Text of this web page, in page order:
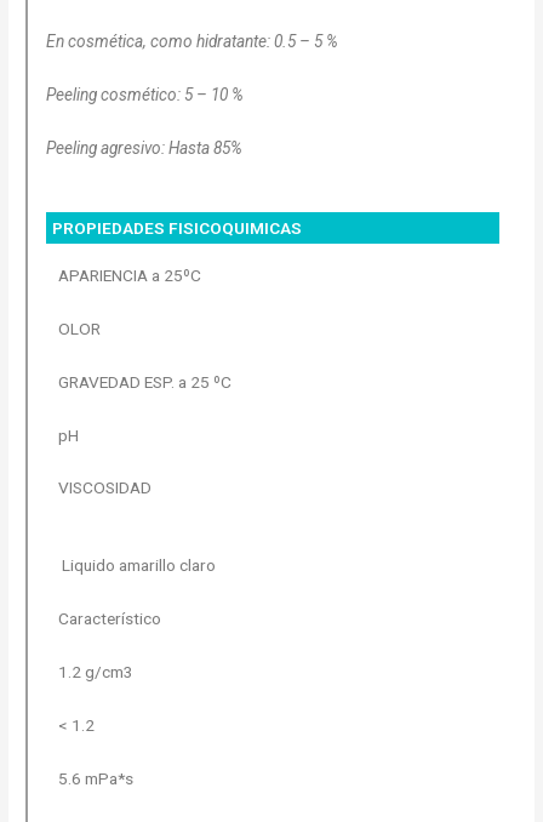
En cosmética, como hidratante: 0.5 – 5 %
Peeling cosmético: 5 – 10 %
Peeling agresivo: Hasta 85%
PROPIEDADES FISICOQUIMICAS
APARIENCIA a 25ºC
OLOR
GRAVEDAD ESP. a 25 ºC
pH
VISCOSIDAD
Liquido amarillo claro
Característico
1.2 g/cm3
< 1.2
5.6 mPa*s